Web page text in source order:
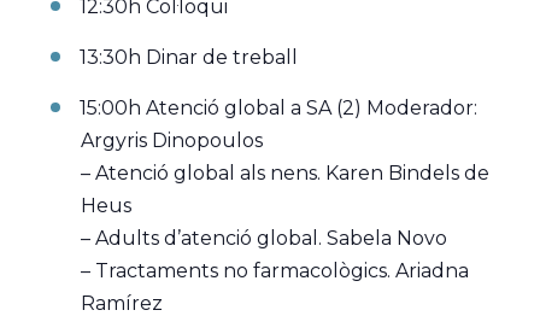
12:30h Col·loqui
13:30h Dinar de treball
15:00h Atenció global a SA (2) Moderador:
Argyris Dinopoulos
– Atenció global als nens. Karen Bindels de
Heus
– Adults d’atenció global. Sabela Novo
– Tractaments no farmacològics. Ariadna
Ramírez